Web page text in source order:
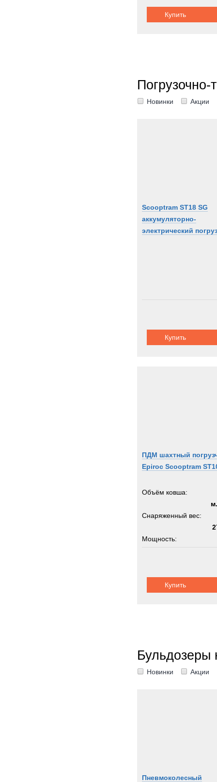
Грузоподъемность:
Купить
Новинки Акции
Scooptram ST18 SG
аккумуляторно-
электрический
Купить
ПДМ шахтный
Epiroc Scooptram
Объём ковша:
Снаряженный вес:
Мощность:
Грузоподъемность:
Купить
Бульдозеры
Новинки Акции
Пневмоколесный